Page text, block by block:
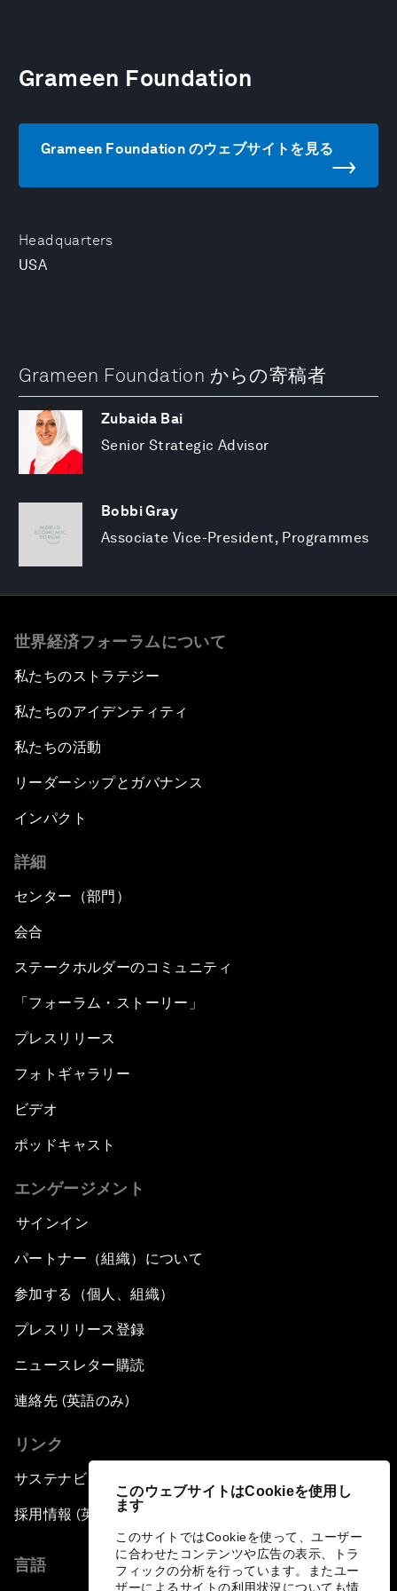
このウェブサイトはCookieを使用し
ます
このサイトではCookieを使って、ユーザー
に合わせたコンテンツや広告の表示、トラ
フィックの分析を行っています。またユー
ザーによるサイトの利用状況についても情
Headquarters
USA
Grameen Foundation
Grameen Foundation のウェブサイトを見る
Grameen Foundation からの寄稿者
Zubaida Bai
Senior Strategic Advisor
Bobbi Gray
Associate Vice-President, Programmes
世界経済フォーラムについて
私たちのストラテジー
私たちのアイデンティティ
私たちの活動
リーダーシップとガバナンス
インパクト
詳細
センター（部門）
会合
ステークホルダーのコミュニティ
「フォーラム・ストーリー」
プレスリリース
フォトギャラリー
ビデオ
ポッドキャスト
エンゲージメント
サインイン
パートナー（組織）について
参加する（個人、組織）
プレスリリース登録
ニュースレター購読
連絡先 (英語のみ)
リンク
サステナビリティへの取り組み
採用情報 (英語のみ)
言語